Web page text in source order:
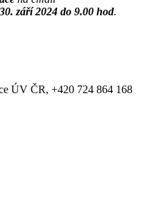
září 2024 do 9.00 hod.
ÚV ČR, +420 724 864 168